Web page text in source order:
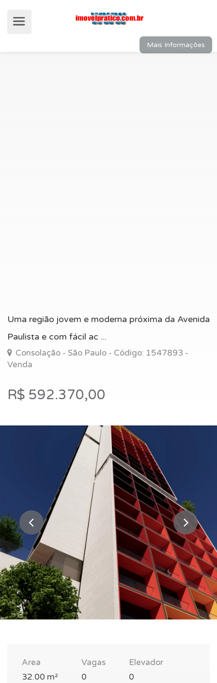
Uma região jovem e moderna próxima da Avenida
Paulista e com fácil ac ...
Consolação - São Paulo - Código: 1547893 -
Venda
R$ 592.370,00
Area
32.00 m²
Vagas
0
Elevador
0
Mais Informações